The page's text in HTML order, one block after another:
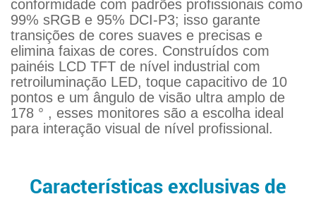
conformidade com padrões profissionais como
99% sRGB e 95% DCI-P3; isso garante
transições de cores suaves e precisas e
elimina faixas de cores. Construídos com
painéis LCD TFT de nível industrial com
retroiluminação LED, toque capacitivo de 10
pontos e um ângulo de visão ultra amplo de
178 ° , esses monitores são a escolha ideal
para interação visual de nível profissional.
Características exclusivas de